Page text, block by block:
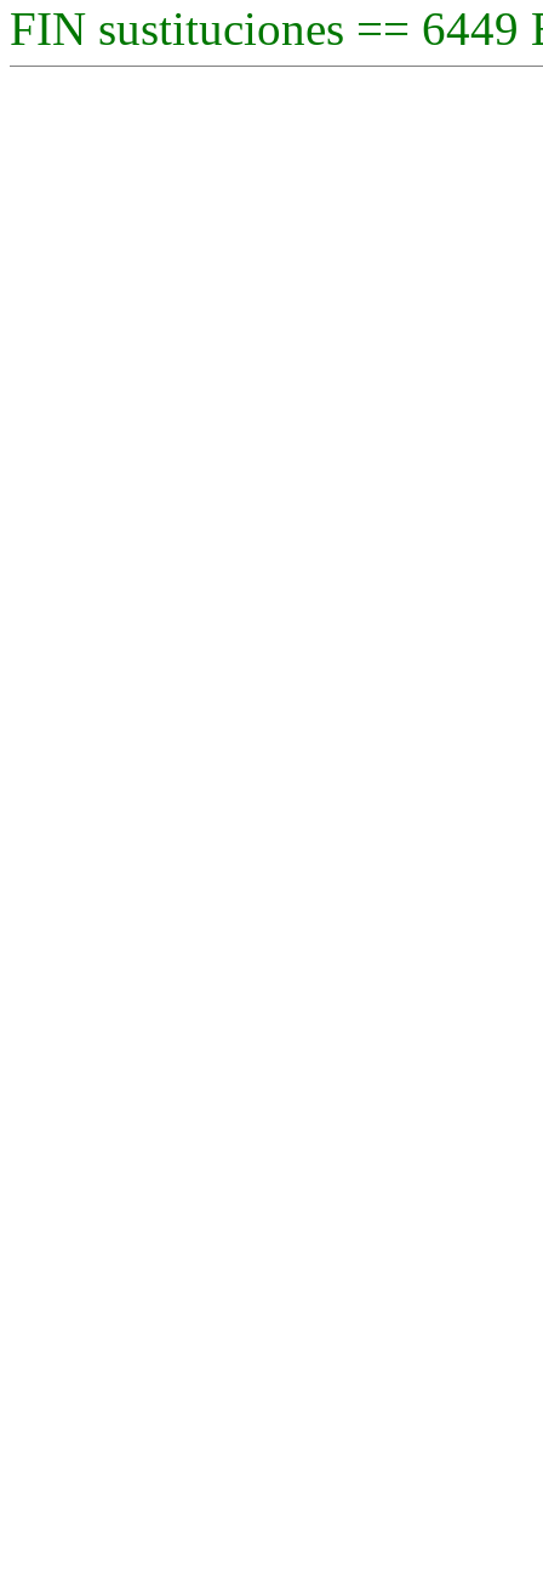
FIN sustituciones == 6449